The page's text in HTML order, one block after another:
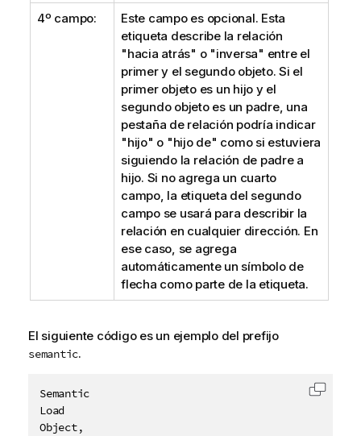
4º campo:
Este campo es opcional. Esta
etiqueta describe la relación
"hacia atrás" o "inversa" entre el
primer y el segundo objeto. Si el
primer objeto es un hijo y el
segundo objeto es un padre, una
pestaña de relación podría indicar
"hijo" o "hijo de" como si estuviera
siguiendo la relación de padre a
hijo. Si no agrega un cuarto
campo, la etiqueta del segundo
campo se usará para describir la
relación en cualquier dirección. En
ese caso, se agrega
automáticamente un símbolo de
flecha como parte de la etiqueta.
El siguiente código es un ejemplo del prefijo
semantic.
Semantic
Load
Object,
Copiar